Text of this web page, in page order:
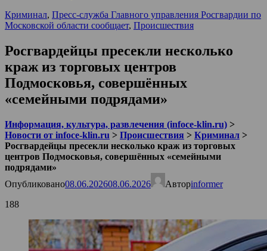
Криминал, Пресс-служба Главного управления Росгвардии по
Московской области сообщает, Происшествия
Росгвардейцы пресекли несколько
краж из торговых центров
Подмосковья, совершённых
«семейными подрядами»
Информация, культура, развлечения (infoce-klin.ru) >
Новости от infoce-klin.ru > Происшествия > Криминал >
Росгвардейцы пресекли несколько краж из торговых
центров Подмосковья, совершённых «семейными
подрядами»
Опубликовано08.06.202608.06.2026 Авторinformer
188